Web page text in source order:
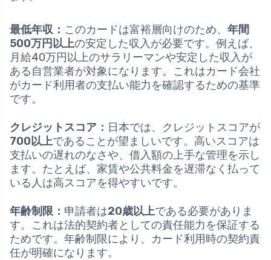
最低年収： このカードは富裕層向けのため、 年間
500万円以上の安定した収入が必要です。例えば、
月給40万円以上のサラリーマンや安定した収入が
ある自営業者が対象になります。これはカード会社
がカード利用者の支払い能力を確認するための基準
です。
クレジットスコア： 日本では、クレジットスコアが
700以上であることが望ましいです。高いスコアは
支払いの遅れのなさや、借入額の上手な管理を示し
ます。たとえば、家賃や公共料金を遅滞なく払って
いる人は高スコアを得やすいです。
年齢制限： 申請者は20歳以上である必要がありま
す。これは法的契約者としての責任能力を保証する
ためです。年齢制限により、カード利用時の契約責
任が明確になります。